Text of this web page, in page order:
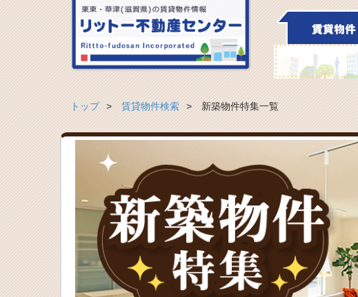
トップ 賃貸物件検索 新築物件特集一覧